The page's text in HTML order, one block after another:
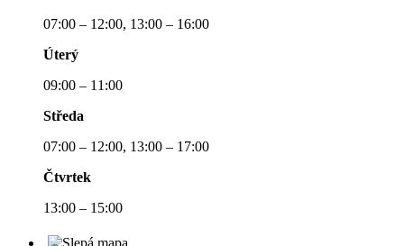
07:00 – 12:00, 13:00 – 16:00
Úterý
09:00 – 11:00
Středa
07:00 – 12:00, 13:00 – 17:00
Čtvrtek
13:00 – 15:00